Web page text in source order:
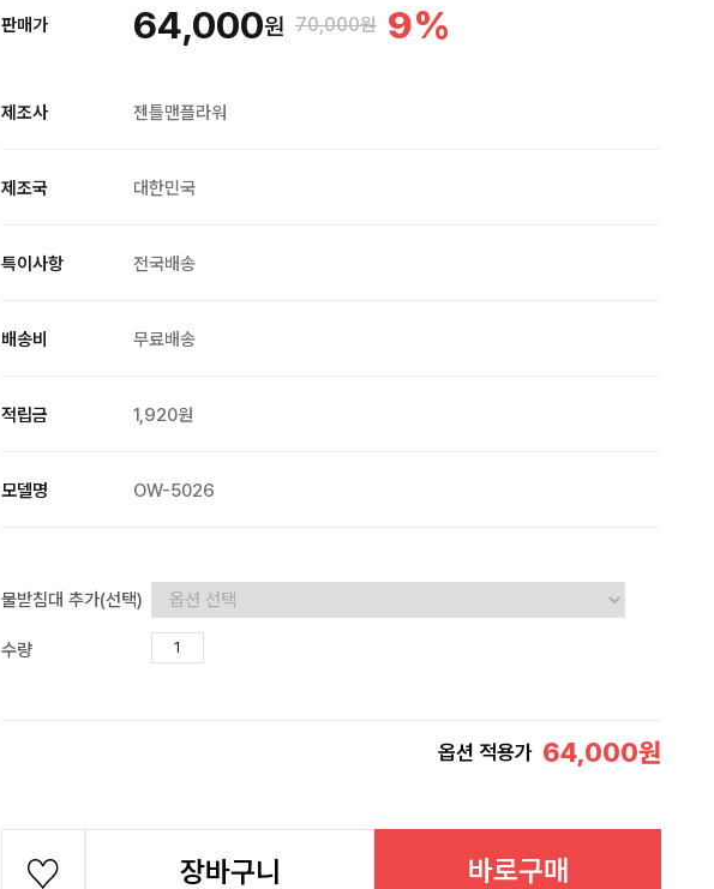
판매가 64,000원 70,000원 9%
제조사 젠틀맨플라워
제조국 대한민국
특이사항 전국배송
배송비 무료배송
적립금 1,920원
모델명 OW-5026
물받침대 추가(선택)
수량
옵션 적용가 64,000원
장바구니 바로구매